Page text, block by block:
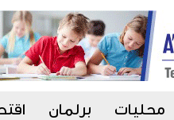
محليات برلمان